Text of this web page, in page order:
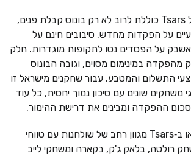
מדיניות הבונוסים של Tsars כוללת לרוב לא רק בונוס קבלת פנים,
על הפקדות מחדש, סיבובים חינם על
על הפסדים נטו לתקופות מוגדרות. חלק
מהפקדה במינימום מסוים, וגובה הבונוס
התשלום והמטבע. עבור שחקנים מישראל זו
משחקים שונים עם סיכון נמוך יחסית, כל עוד
ההפקדה ומבינים את דרישת ההימור.
חובבי קזינו לייב ימצאו ב‑Tsars מגוון רחב של שולחנות עם טווחי
רולטה, בלאק ג'ק, בקארה ומשחקי לייב